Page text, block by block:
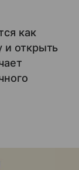
как
и открыть